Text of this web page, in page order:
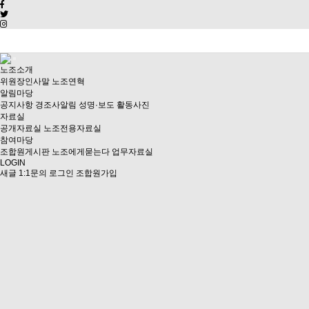
노조소개
위원장인사말 노조연혁
알림마당
공지사항 경조사알림 성명·보도 활동사진
자료실
공개자료실 노조전용자료실
참여마당
조합원게시판 노조에게묻는다 업무자료실
LOGIN
새글 1:1문의 로그인 조합원가입